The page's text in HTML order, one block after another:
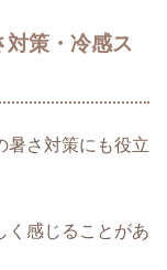
策・冷感ス
暑さ対策にも役立
く感じることがあ